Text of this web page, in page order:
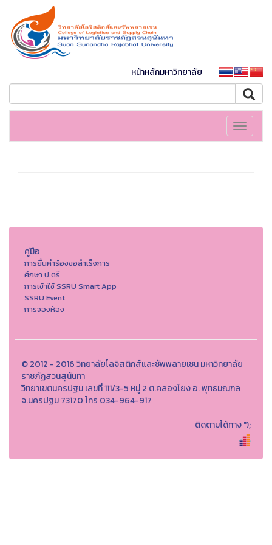
หน้าหลักมหาวิทยาลัย
Toggle
คู่มือ
การยื่นคำร้องขอสำเร็จการ
ศึกษา ป.ตรี
การเข้าใช้ SSRU Smart App
SSRU Event
การจองห้อง
© 2012 - 2016 วิทยาลัยโลจิสติกส์และซัพพลายเชน มหาวิทยาลัย
ราชภัฏสวนสุนันทา
วิทยาเขตนครปฐม เลขที่ 111/3-5 หมู่ 2 ต.คลองโยง อ. พุทธมณฑล
จ.นครปฐม 73170 โทร 034-964-917
ติดตามได้ทาง");